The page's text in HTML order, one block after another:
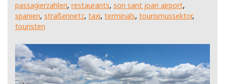
passagierzahlen, restaurants, son sant joan airport,
spanien, straßennetz, taxi, terminals, tourismussektor,
touristen